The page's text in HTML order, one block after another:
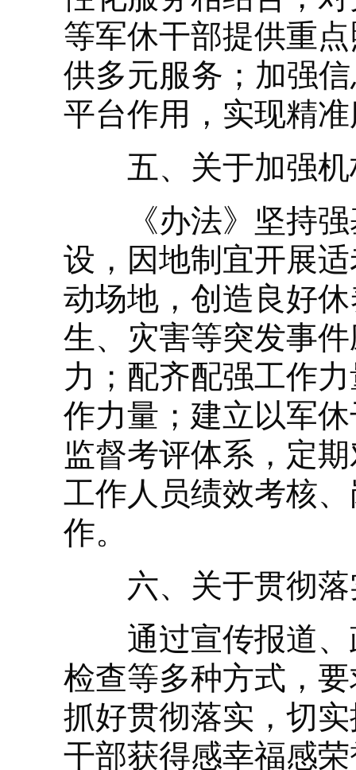
等军休干部提供重
供多元服务；加强
平台作用，实现精
五、关于加强机
《办法》坚持强
设，因地制宜开展
动场地，创造良好
生、灾害等突发事
力；配齐配强工作
作力量；建立以军
监督考评体系，定
工作人员绩效考核
作。
六、关于贯彻落
通过宣传报道、
检查等多种方式，
抓好贯彻落实，切
干部获得感幸福感